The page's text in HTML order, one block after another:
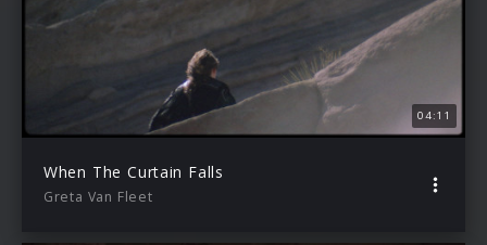
04:11
When The Curtain Falls
Greta Van Fleet